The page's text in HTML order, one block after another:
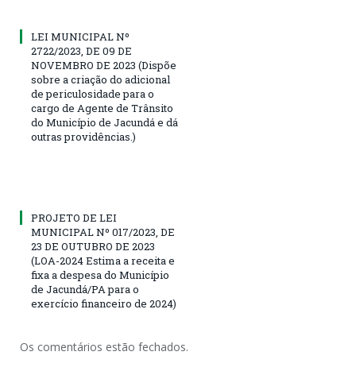
LEI MUNICIPAL Nº
2722/2023, DE 09 DE
NOVEMBRO DE 2023 (Dispõe
sobre a criação do adicional
de periculosidade para o
cargo de Agente de Trânsito
do Município de Jacundá e dá
outras providências.)
PROJETO DE LEI
MUNICIPAL Nº 017/2023, DE
23 DE OUTUBRO DE 2023
(LOA-2024 Estima a receita e
fixa a despesa do Município
de Jacundá/PA para o
exercício financeiro de 2024)
Os comentários estão fechados.